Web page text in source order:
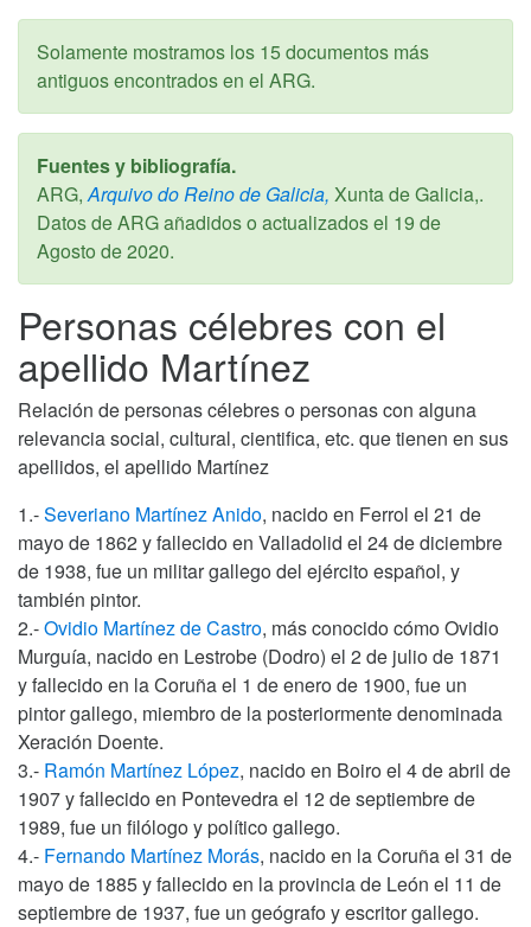
Solamente mostramos los 15 documentos más
antiguos encontrados en el ARG.
Fuentes y bibliografía.
ARG, Arquivo do Reino de Galicia, Xunta de Galicia,.
Datos de ARG añadidos o actualizados el 19 de
Agosto de 2020.
Personas célebres con el
apellido Martínez
Relación de personas célebres o personas con alguna
relevancia social, cultural, cientifica, etc. que tienen en sus
apellidos, el apellido Martínez
1.-Severiano Martínez Anido, nacido en Ferrol el 21 de
mayo de 1862 y fallecido en Valladolid el 24 de diciembre
de 1938, fue un militar gallego del ejército español, y
también pintor.
2.-Ovidio Martínez de Castro, más conocido cómo Ovidio
Murguía, nacido en Lestrobe (Dodro) el 2 de julio de 1871
y fallecido en la Coruña el 1 de enero de 1900, fue un
pintor gallego, miembro de la posteriormente denominada
Xeración Doente.
3.- Ramón Martínez López, nacido en Boiro el 4 de abril de
1907 y fallecido en Pontevedra el 12 de septiembre de
1989, fue un filólogo y político gallego.
4.- Fernando Martínez Morás, nacido en la Coruña el 31 de
mayo de 1885 y fallecido en la provincia de León el 11 de
septiembre de 1937, fue un geógrafo y escritor gallego.